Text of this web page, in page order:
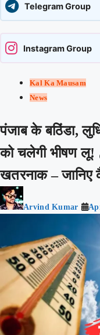
Telegram Group
Instagram Group
Kal Ka Mausam
News
पंजाब के बठिंडा,
को चलेगी भीषण लू!
खतरनाक –
Arvind Kumar